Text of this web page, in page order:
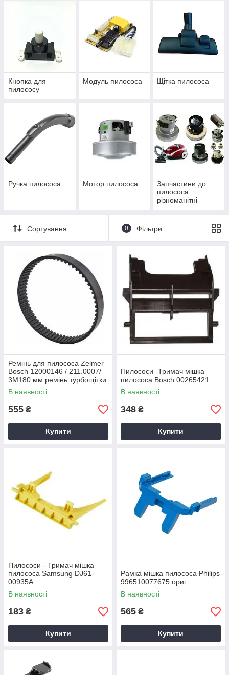
Кнопка для
пилососу
Модуль пилососа Щітка пилососа
Ручка пилососа Мотор пилососа
Запчастини до
пилососа
різноманітні
Сортування 0 Фільтри
Ремінь для пилососа Zelmer
Bosch 12000146 / 211.0007/
3M180 мм ремінь турбощітки
ориг
В наявності
555 ₴
Купити
Пилососи -Тримач мішка
пилососа Bosch 00265421
В наявності
348 ₴
Купити
Пилососи - Тримач мішка
пилососа Samsung DJ61-
00935A
В наявності
183 ₴
Купити
Рамка мішка пилососа Philips
996510077675 ориг
В наявності
565 ₴
Купити